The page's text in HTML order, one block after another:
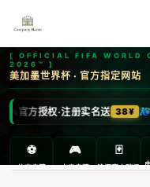
中職／觀戰人
发布时间：